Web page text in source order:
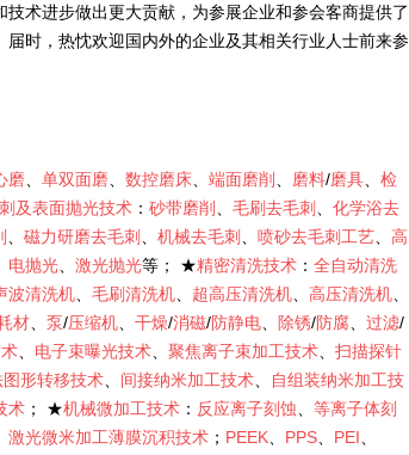
术进步做出更大贡献，为参展企业和参会客商提供了
时，热忱欢迎国内外的企业及其相关行业人士前来参
磨 单双面磨 数控磨床 端面磨削 磨料/磨具
检
及表面抛光技术 ： 砂带磨削 毛刷去毛刺
化学浴去
磁力研磨去毛刺 机械去毛刺 喷砂去毛刺工艺
高
电抛光 激光抛光等； ★精密清洗技术 ： 全自动清洗
波清洗机 毛刷清洗机 超高压清洗机 高压清洗机
材 泵/压缩机 干燥/消磁/防静电 除锈/防腐 过滤/
电子束曝光技术 聚焦离子束加工技术
扫描探针
形转移技术 间接纳米加工技术
自组装纳米加工技
术 ； ★机械微加工技术 ： 反应离子刻蚀
等离子体刻
激光微米加工薄膜沉积技术 ； PEEK PPS PEI